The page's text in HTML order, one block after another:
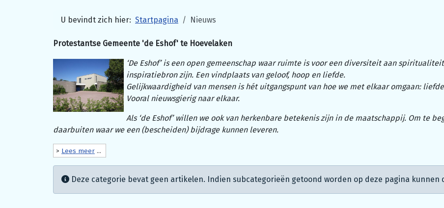
U bevindt zich hier: Startpagina Nieuws
Protestantse Gemeente 'de Eshof' te Hoevelaken
‘De Eshof’ is een open gemeenschap waar ruimte is voor een diversiteit aan
inspiratiebron zijn. Een vindplaats van geloof, hoop en liefde.
Gelijkwaardigheid van mensen is hét uitgangspunt van hoe we met elkaar omgaan:
Vooral nieuwsgierig naar elkaar.
Als ‘de Eshof’ willen we ook van herkenbare betekenis zijn in de maatschappij. Om te
daarbuiten waar we een (bescheiden) bijdrage kunnen leveren.
> Lees meer ...
Informatie
Deze categorie bevat geen artikelen. Indien subcategorieën getoond worden op deze pagina kunnen